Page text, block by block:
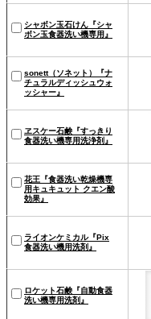
シャボン玉石けん『シャ
ボン玉食器洗い機専用』
sonett（ソネット）『ナ
チュラルディッシュウォ
ッシャー』
ヱスケー石鹸『すっきり
食器洗い機専用洗浄剤』
花王『食器洗い乾燥機専
用キュキュット クエン酸
効果』
ライオンケミカル『Pix
食器洗い機用洗剤』
ロケット石鹸『自動食器
洗い機専用洗剤』